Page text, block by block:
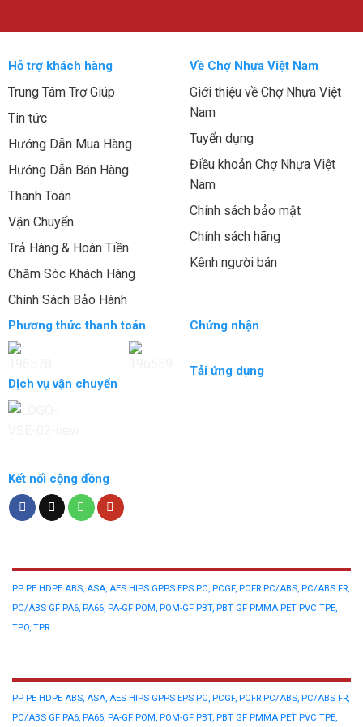
Hỗ trợ khách hàng
Trung Tâm Trợ Giúp
Tin tức
Hướng Dẫn Mua Hàng
Hướng Dẫn Bán Hàng
Thanh Toán
Vận Chuyển
Trả Hàng & Hoàn Tiền
Chăm Sóc Khách Hàng
Chính Sách Bảo Hành
Về Chợ Nhựa Việt Nam
Giới thiệu về Chợ Nhựa Việt
Nam
Tuyển dụng
Điều khoản Chợ Nhựa Việt
Nam
Chính sách bảo mật
Chính sách hãng
Kênh người bán
Phương thức thanh toán
Dịch vụ vận chuyển
Kết nối cộng đồng
Chứng nhận
Tải ứng dụng
PP PE HDPE ABS, ASA, AES HIPS GPPS EPS PC, PCGF, PCFR PC/ABS, PC/ABS FR,
PC/ABS GF PA6, PA66, PA-GF POM, POM-GF PBT, PBT GF PMMA PET PVC TPE,
TPO, TPR
PP PE HDPE ABS, ASA, AES HIPS GPPS EPS PC, PCGF, PCFR PC/ABS, PC/ABS FR,
PC/ABS GF PA6, PA66, PA-GF POM, POM-GF PBT, PBT GF PMMA PET PVC TPE,